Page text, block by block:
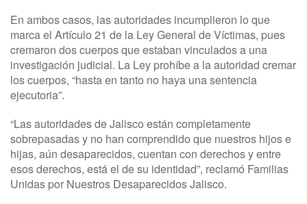
En ambos casos, las autoridades incumplieron lo que
marca el Artículo 21 de la Ley General de Víctimas, pues
cremaron dos cuerpos que estaban vinculados a una
investigación judicial. La Ley prohíbe a la autoridad cremar
los cuerpos, “hasta en tanto no haya una sentencia
ejecutoria”.
“Las autoridades de Jalisco están completamente
sobrepasadas y no han comprendido que nuestros hijos e
hijas, aún desaparecidos, cuentan con derechos y entre
esos derechos, está el de su identidad”, reclamó Familias
Unidas por Nuestros Desaparecidos Jalisco.